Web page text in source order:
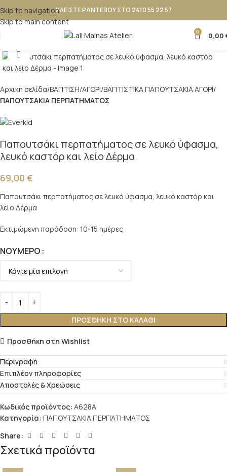
Skip to navigation
Skip to main content
ΚΛΕΙΣΤΕ ΡΑΝΤΕΒΟΥ ΣΤΟ 2410 55 22 57
0 0,00
Κλικ για μεγέθυνση
Αρχική σελίδα ΒΑΠΤΙΣΗ ΑΓΟΡΙ ΒΑΠΤΙΣΤΙΚΑ ΠΑΠΟΥΤΣAKIA ΑΓΟΡΙ
ΠΑΠΟΥΤΣΑΚΙΑ ΠΕΡΠΑΤΗΜΑΤΟΣ
Παπουτσάκι περπατήματος σε λευκό ύφασμα,
λευκό καστόρ και λείο Δέρμα
69,00 €
Παπουτσάκι περπατήματος σε λευκό ύφασμα, λευκό καστόρ και
λείο Δέρμα
Εκτιμώμενη παράδοση: 10-15 ημέρες
ΝΟΎΜΕΡΟ
ΠΡΟΣΘΉΚΗ ΣΤΟ ΚΑΛΆΘΙ
Προσθήκη στη Wishlist
Περιγραφή
Επιπλέον πληροφορίες
Αποστολές & Χρεώσεις
Κωδικός προϊόντος: A628A
Κατηγορία: ΠΑΠΟΥΤΣΑΚΙΑ ΠΕΡΠΑΤΗΜΑΤΟΣ
Share:
Σχετικά προϊόντα